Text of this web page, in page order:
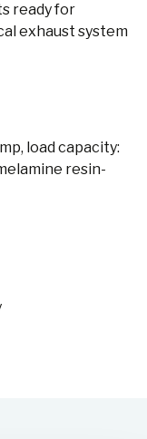
ready for
exhaust system
load capacity:
resin-